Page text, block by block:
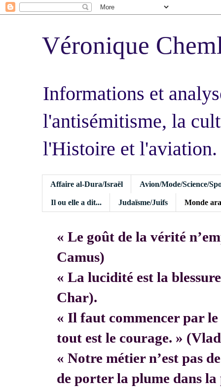
Véronique
Informations et
l'antisémitisme, la
l'Histoire et l'aviation.
Affaire al-Dura/Israël Avion/Mode/Science/
Il ou elle a dit... Judaïsme/Juifs Monde
« Le goût de la vérité
Camus)
« La lucidité est la
Char).
« Il faut commencer par le
tout est le courage. »
« Notre métier n’est pas
de porter la plume dans